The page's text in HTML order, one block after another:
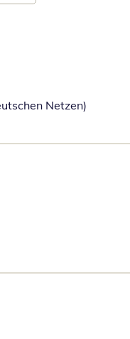
Netzen)